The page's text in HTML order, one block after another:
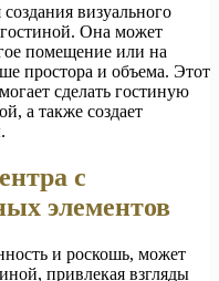
визуального
Она может
помещение или на
простора и объема. Этот
сделать гостиную
а также создает
с
элементов
и роскошь, может
привлекая взгляды